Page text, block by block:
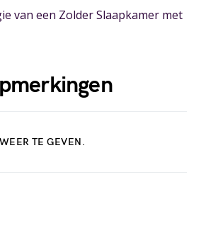
van een Zolder Slaapkamer met
TE GEVEN.